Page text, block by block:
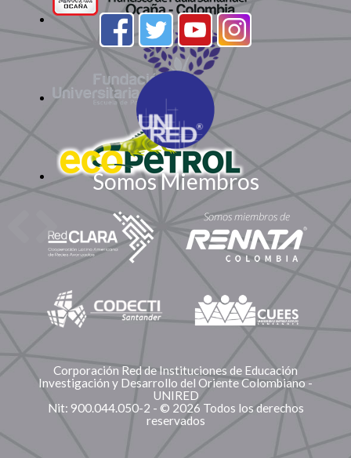
Somos Miembros
Corporación Red de Instituciones de Educación
Investigación y Desarrollo del Oriente Colombiano -
UNIRED
Nit: 900.044.050-2 - © 2026 Todos los derechos
reservados